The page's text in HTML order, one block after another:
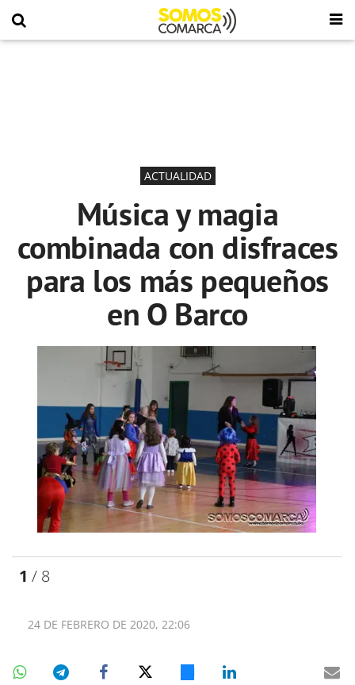
ACTUALIDAD
Música y magia
combinada con disfraces
para los más pequeños
en O Barco
1 / 8
24 DE FEBRERO DE 2020, 22:06